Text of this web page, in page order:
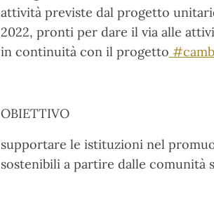
attività previste dal progetto
2022, pronti per dare il via alle
in continuità con il progetto
OBIETTIVO
supportare le istituzioni nel
sostenibili a partire dalle comunità